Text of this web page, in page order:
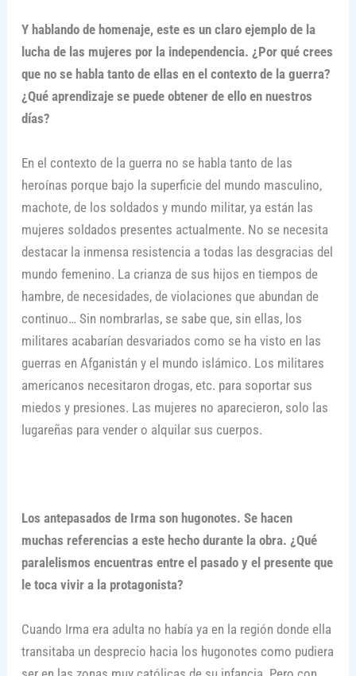
Y hablando de homenaje, este es un claro ejemplo de la
lucha de las mujeres por la independencia. ¿Por qué crees
que no se habla tanto de ellas en el contexto de la guerra?
¿Qué aprendizaje se puede obtener de ello en nuestros
días?
En el contexto de la guerra no se habla tanto de las
heroínas porque bajo la superficie del mundo masculino,
machote, de los soldados y mundo militar, ya están las
mujeres soldados presentes actualmente. No se necesita
destacar la inmensa resistencia a todas las desgracias del
mundo femenino. La crianza de sus hijos en tiempos de
hambre, de necesidades, de violaciones que abundan de
continuo… Sin nombrarlas, se sabe que, sin ellas, los
militares acabarían desvariados como se ha visto en las
guerras en Afganistán y el mundo islámico. Los militares
americanos necesitaron drogas, etc. para soportar sus
miedos y presiones. Las mujeres no aparecieron, solo las
lugareñas para vender o alquilar sus cuerpos.
Los antepasados de Irma son hugonotes. Se hacen
muchas referencias a este hecho durante la obra. ¿Qué
paralelismos encuentras entre el pasado y el presente que
le toca vivir a la protagonista?
Cuando Irma era adulta no había ya en la región donde ella
transitaba un desprecio hacia los hugonotes como pudiera